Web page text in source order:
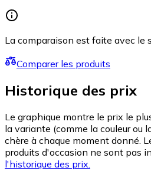
La comparaison est faite avec le
Comparer les produits
Historique des prix
Le graphique montre le prix le
la variante (comme la couleur ou
chère à chaque moment donné.
produits d'occasion ne sont pas
l'historique des prix.